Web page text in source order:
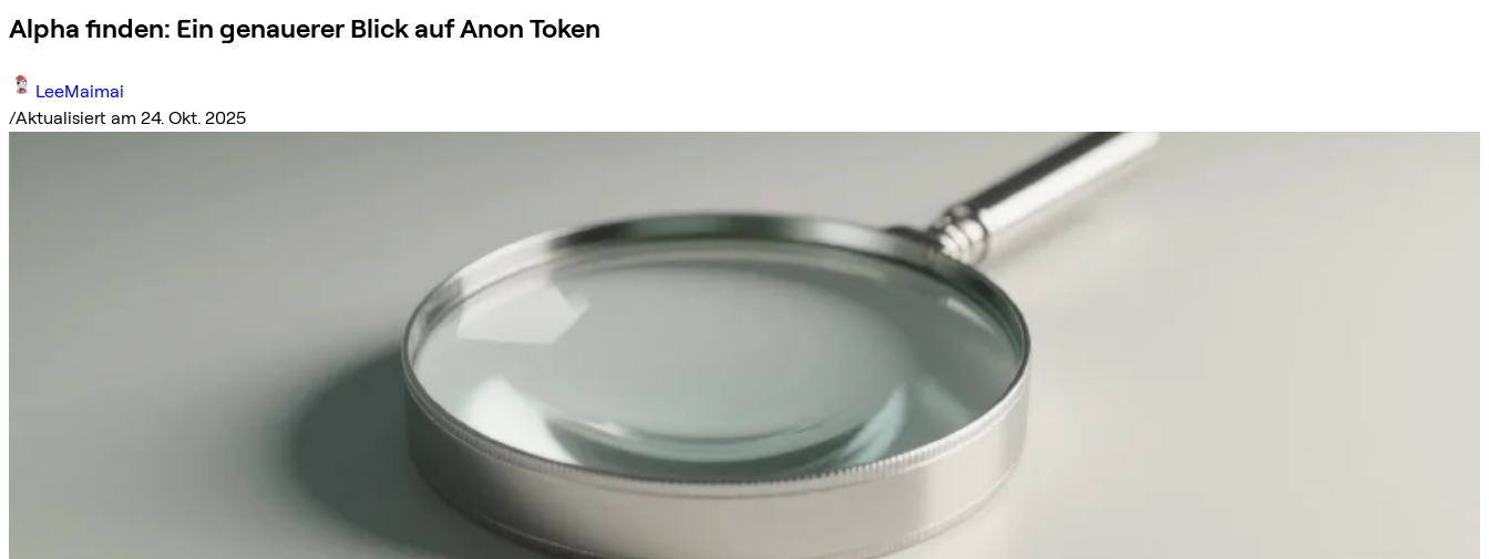
Alpha finden: Ein genauerer Blick auf Anon Token
LeeMaimai
/Aktualisiert am 24. Okt. 2025